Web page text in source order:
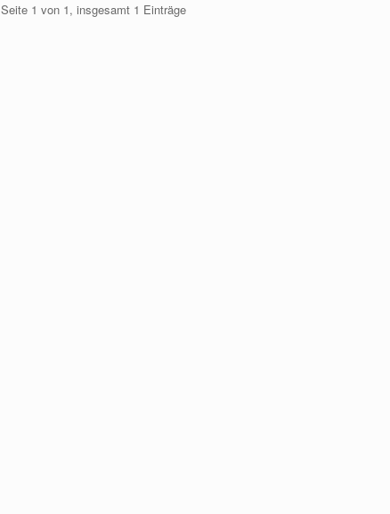
Seite 1 von 1, insgesamt 1 Einträge